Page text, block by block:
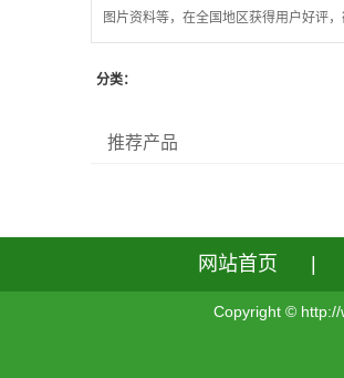
图片资料等，在全国地区获得用户好评
分类：
推荐产品
网站首页
Copyright © http://